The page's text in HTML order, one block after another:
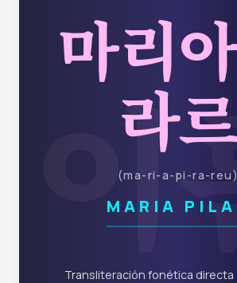
이
마리
라
(ma-ri-a-pi-ra-reu)
MARIA
Transliteración fonética directa